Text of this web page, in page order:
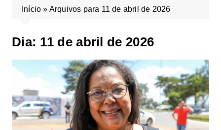
Início » Arquivos para 11 de abril de 2026
Dia: 11 de abril de 2026